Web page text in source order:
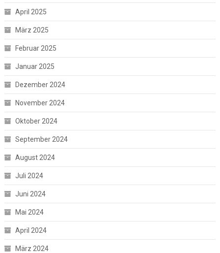
April 2025
März 2025
Februar 2025
Januar 2025
Dezember 2024
November 2024
Oktober 2024
September 2024
August 2024
Juli 2024
Juni 2024
Mai 2024
April 2024
März 2024